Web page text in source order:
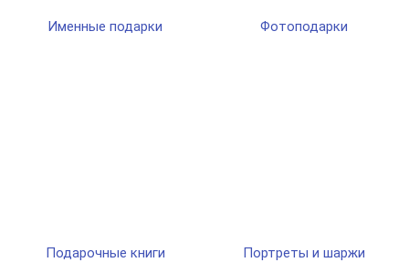
Именные подарки Фотоподарки
Подарочные книги Портреты и шаржи